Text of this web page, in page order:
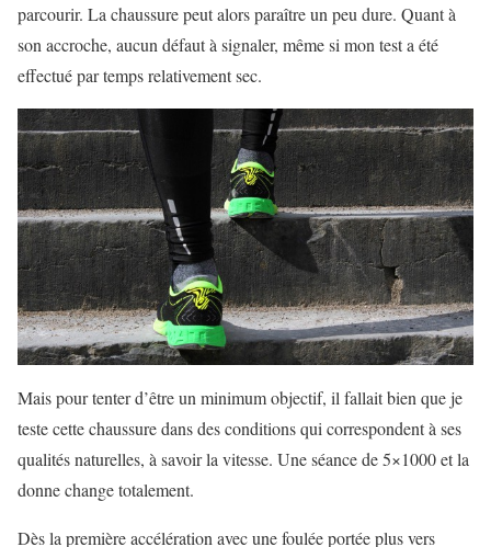
parcourir. La chaussure peut alors paraître un peu dure. Quant à
son accroche, aucun défaut à signaler, même si mon test a été
effectué par temps relativement sec.
Mais pour tenter d’être un minimum objectif, il fallait bien que je
teste cette chaussure dans des conditions qui correspondent à ses
qualités naturelles, à savoir la vitesse. Une séance de 5×1000 et la
donne change totalement.
Dès la première accélération avec une foulée portée plus vers